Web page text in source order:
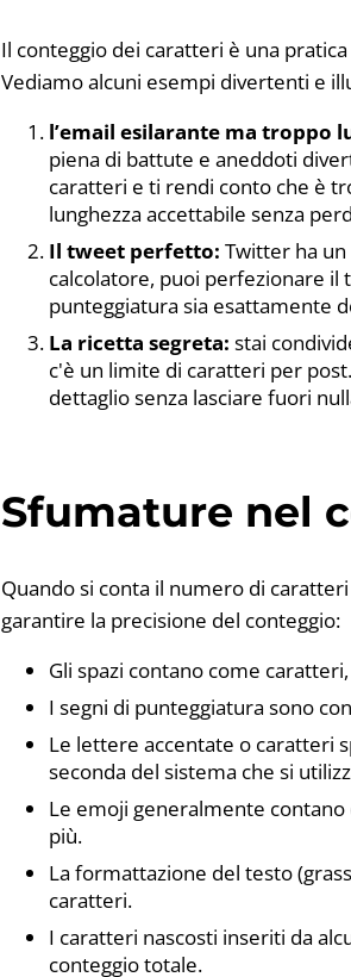
Il conteggio dei caratteri è una
Vediamo alcuni esempi divertenti e
l’email esilarante ma troppo
piena di battute e aneddoti
caratteri e ti rendi conto che è
lunghezza accettabile senza
Il tweet perfetto: Twitter ha
calcolatore, puoi perfezionare il
punteggiatura sia esattamente
La ricetta segreta: stai
c'è un limite di caratteri per
dettaglio senza lasciare fuori
Sfumature nel
Quando si conta il numero di
garantire la precisione del conteggio:
Gli spazi contano come
I segni di punteggiatura sono
Le lettere accentate o caratteri
seconda del sistema che si
Le emoji generalmente
più.
La formattazione del testo
caratteri.
I caratteri nascosti inseriti da
conteggio totale.